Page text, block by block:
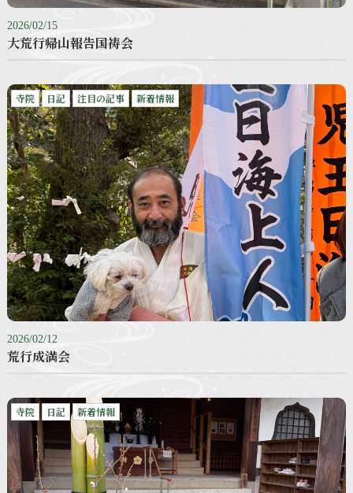
2026/02/15
大荒行帰山報告国祷会
寺院 日記 注目の記事 新着情報
2026/02/12
荒行成満会
寺院 日記 新着情報